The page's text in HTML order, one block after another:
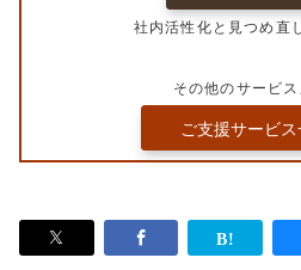
社内活性化と見つめ直
その他のサービ
ご支援サービ